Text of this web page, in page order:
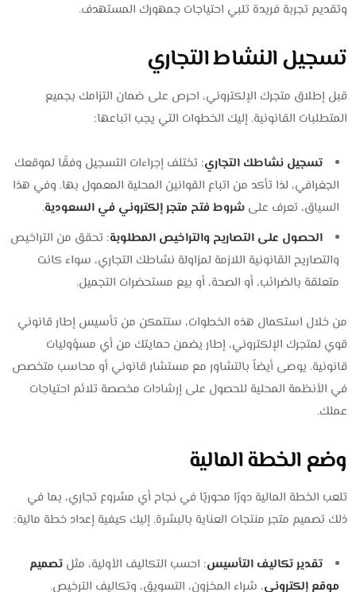
وتقديم تجربة فريدة تلبي احتياجات جمهورك المستهدف.
تسجيل النشاط التجاري
قبل إطلاق متجرك الإلكتروني، احرص على ضمان التزامك بجميع
المتطلبات القانونية. إليك الخطوات التي يجب اتباعها:
تسجيل نشاطك التجاري: تختلف إجراءات التسجيل وفقًا لموقعك
الجغرافي، لذا تأكد من اتباع القوانين المحلية المعمول بها. وفي هذا
السياق، تعرف علىشروط فتح متجر إلكتروني في السعودية.
الحصول على التصاريح والتراخيص المطلوبة: تحقق من التراخيص
والتصاريح القانونية اللازمة لمزاولة نشاطك التجاري، سواء كانت
متعلقة بالضرائب، أو الصحة، أو بيع مستحضرات التجميل.
من خلال استكمال هذه الخطوات، ستتمكن من تأسيس إطار قانوني
قوي لمتجرك الإلكتروني، إطار يضمن حمايتك من أي مسؤوليات
قانونية. يوصى أيضاً بالتشاور مع مستشار قانوني أو محاسب متخصص
في الأنظمة المحلية للحصول على إرشادات مخصصة تلائم احتياجات
عملك.
وضع الخطة المالية
تلعب الخطة المالية دورًا محوريًا في نجاح أي مشروع تجاري، بما في
ذلك تصميم متجر منتجات العناية بالبشرة. إليك كيفية إعداد خطة مالية:
تقدير تكاليف التأسيس: احسب التكاليف الأولية، مثلتصميم
موقع إلكتروني، شراء المخزون، التسويق، وتكاليف الترخيص.